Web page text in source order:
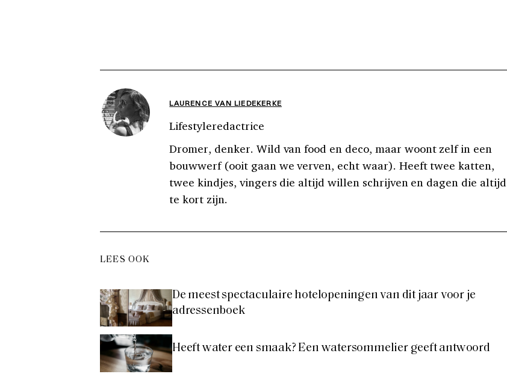
LAURENCE VAN LIEDEKERKE
Lifestyleredactrice
Dromer, denker. Wild van food en deco, maar woont zelf in een
bouwwerf (ooit gaan we verven, echt waar). Heeft twee katten,
twee kindjes, vingers die altijd willen schrijven en dagen die altijd
te kort zijn.
LEES OOK
De meest spectaculaire hotelopeningen van dit jaar voor je
adressenboek
Heeft water een smaak? Een watersommelier geeft antwoord